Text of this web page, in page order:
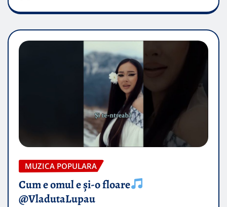
MUZICA POPULARA
Cum e omul e și-o floare
@VladutaLupau